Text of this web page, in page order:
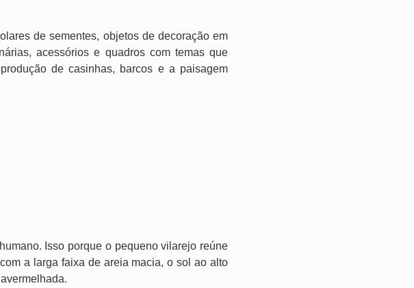
de sementes, objetos de decoração em
acessórios e quadros com temas que
de casinhas, barcos e a paisagem
Isso porque o pequeno vilarejo reúne
a larga faixa de areia macia, o sol ao alto